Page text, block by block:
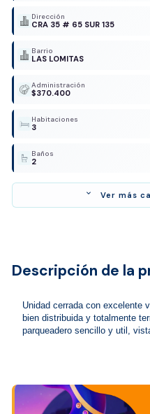
Dirección
CRA 35 # 65 SUR 135
Barrio
LAS LOMITAS
Administración
$370.400
Habitaciones
3
Baños
2
expand_more Ver más
Descripción de la
Unidad cerrada con excelente
bien distribuida y totalmente
parqueadero sencillo y util,